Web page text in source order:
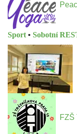
Sport • Sobotní
FZŠ